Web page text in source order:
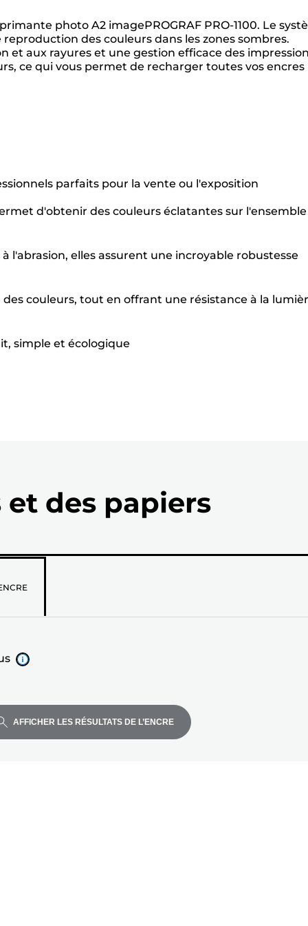
photo A2 imagePROGRAF PRO-1100. Le
des couleurs dans les zones sombres.
et aux rayures et une gestion efficace des
ce qui vous permet de recharger toutes vos encres
parfaits pour la vente ou l'exposition
d'obtenir des couleurs éclatantes sur
l'abrasion, elles assurent une incroyable robustesse
couleurs, tout en offrant une résistance à la
simple et écologique
des papiers
AFFICHER LES RÉSULTATS DE L’ENCRE